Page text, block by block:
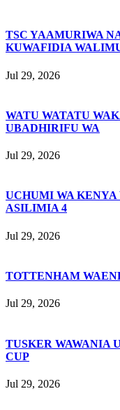
TSC YAAMURIWA
KUWAFIDIA
Jul 29, 2026
WATU WATATU
UBADHIRIFU WA
Jul 29, 2026
UCHUMI WA
ASILIMIA 4
Jul 29, 2026
TOTTENHAM
Jul 29, 2026
TUSKER WAWANIA
CUP
Jul 29, 2026